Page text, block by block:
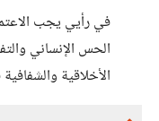
في رأيي يجب
الحس الإنساني
الأخلاقية